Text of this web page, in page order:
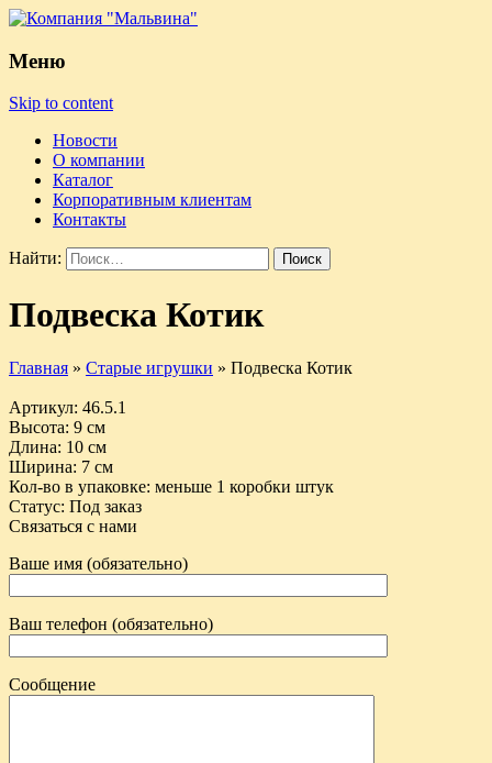
Меню
Skip to content
Новости
О компании
Каталог
Корпоративным клиентам
Контакты
Найти:
Подвеска Котик
Главная » Старые игрушки » Подвеска Котик
Артикул: 46.5.1
Высота: 9 см
Длина: 10 см
Ширина: 7 см
Кол-во в упаковке: меньше 1 коробки штук
Статус: Под заказ
Связаться с нами
Ваше имя (обязательно)
Ваш телефон (обязательно)
Сообщение